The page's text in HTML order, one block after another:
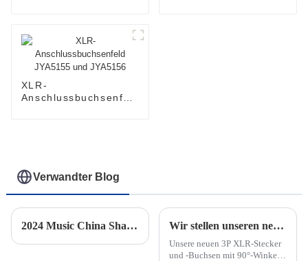
XLR-
Anschlussbuchsenfeld
Verwandter Blog
2024 Music China Shanghai Wir stellen unseren neuen 3P XLR-Stecker mit 90°-Winkel und schwarzer Nickelbeschichtung vor: Eine Mischung aus Innovation und Tradition
Unsere neuen 3P XLR-Stecker
und -Buchsen mit 90°-Winkel